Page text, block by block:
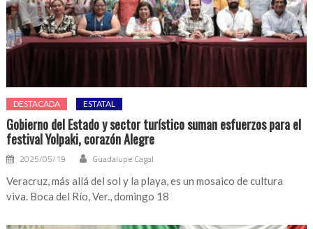
DESTACADA ESTATAL
Gobierno del Estado y sector turístico suman esfuerzos para el
festival Yolpaki, corazón Alegre
2025/05/19 Guadalupe Cagal
Veracruz, más allá del sol y la playa, es un mosaico de cultura
viva. Boca del Río, Ver., domingo 18